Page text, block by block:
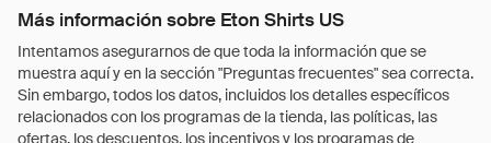
Más información sobre Eton Shirts US
Intentamos asegurarnos de que toda la información que se
muestra aquí y en la sección "Preguntas frecuentes" sea correcta.
Sin embargo, todos los datos, incluidos los detalles específicos
relacionados con los programas de la tienda, las políticas, las
ofertas, los descuentos, los incentivos y los programas de